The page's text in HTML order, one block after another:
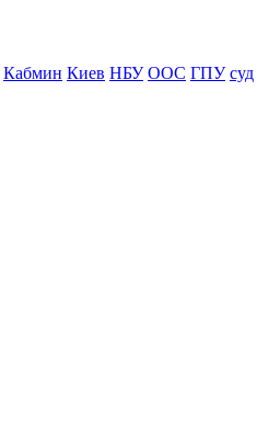
Кабмин Киев НБУ ООС ГПУ суд